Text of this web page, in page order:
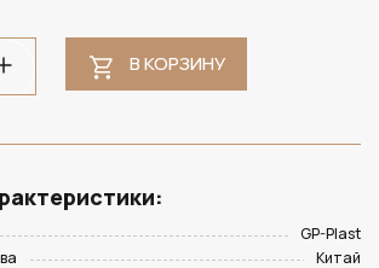
В КОРЗИНУ
GP-Plast
Китай